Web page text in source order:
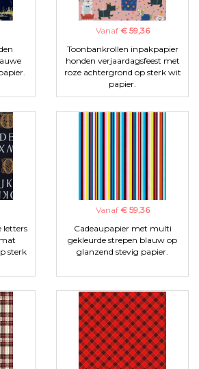
Vanaf € 59,36
Toonbankrollen inpakpapier
honden verjaardagsfeest met
roze achtergrond op sterk wit
papier.
letters
sterk
Vanaf € 59,36
Cadeaupapier met multi
gekleurde strepen blauw op
glanzend stevig papier.